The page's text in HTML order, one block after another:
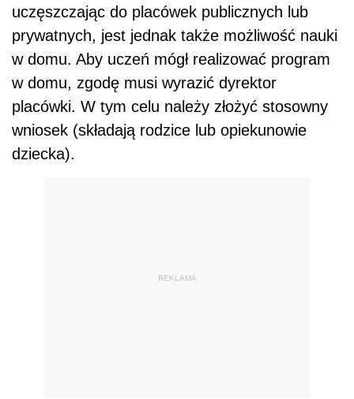
uczęszczając do placówek publicznych lub
prywatnych, jest jednak także możliwość nauki
w domu. Aby uczeń mógł realizować program
w domu, zgodę musi wyrazić dyrektor
placówki. W tym celu należy złożyć stosowny
wniosek (składają rodzice lub opiekunowie
dziecka).
REKLAMA